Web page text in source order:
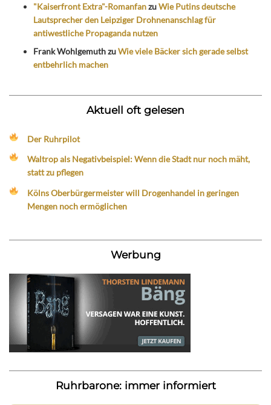
"Kaiserfront Extra"-RomanfanzuWie Putins deutsche
Lautsprecher den Leipziger Drohnenanschlag für
antiwestliche Propaganda nutzen
Frank WohlgemuthzuWie viele Bäcker sich gerade selbst
entbehrlich machen
Aktuell oft gelesen
Der Ruhrpilot
Waltrop als Negativbeispiel: Wenn die Stadt nur noch mäht,
statt zu pflegen
Kölns Oberbürgermeister will Drogenhandel in geringen
Mengen noch ermöglichen
Werbung
Ruhrbarone: immer informiert